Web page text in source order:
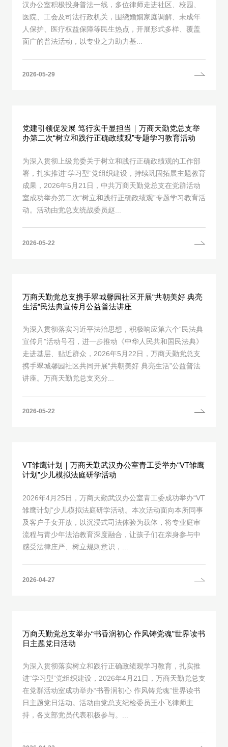
汉办公室积极投身普法一线，多位律师走进社区、校园、
医院、工会及司法行政机关，围绕婚姻家庭调解、未成年
人保护、医疗权益保障等民生热点，开展形式多样、覆盖
面广的普法活动，以专业之力助力基...
2026-05-29
党建引领促发展 笃行实干显担当｜万商天勤党总支举
办第二次“树立和践行正确政绩观”专题学习教育活动
为深入贯彻上级党委关于树立和践行正确政绩观的工作部
署，扎实推进“学习型”党组织建设，持续巩固拓展主题教育
成果，2026年5月21日，中共万商天勤党总支在党群活动
室成功举办第二次“树立和践行正确政绩观”专题学习教育活
动。活动由党总支统战委员赵...
2026-05-22
万商天勤党总支携手翠城馨园社区开展“共朝美好 典亮
生活”民法典宣传月公益普法讲座
为深入贯彻落实习近平法治思想，积极响应第六个“民法典
宣传月”活动号召，进一步推动‌《中华人民共和国民法典》
走进基层、贴近群众，2026年5月22日，万商天勤党总支
携手翠城馨园社区共同开展“共朝美好 典亮生活”公益普法
讲座。万商天勤党总支充分...
2026-05-22
VT雏鹰计划｜万商天勤武汉办公室青工委举办“VT雏鹰
计划”少儿模拟法庭研学活动
2026年4月25日，万商天勤武汉办公室青工委成功举办“VT
雏鹰计划”少儿模拟法庭研学活动。本次活动面向本所同事
及客户子女开放，以沉浸式司法体验为载体，将专业庭审
流程与青少年法治教育深度融合，让孩子们在亲身参与中
感受法律庄严、树立规则意识，...
2026-04-27
万商天勤党总支举办“书香润初心 作风铸党魂”世界读书
日主题党日活动
为深入贯彻落实树立和践行正确政绩观学习教育，扎实推
进“学习型”党组织建设，2026年4月21日，万商天勤党总支
在党群活动室成功举办“书香润初心 作风铸党魂”世界读书
日主题党日活动。活动由党总支纪检委员王小飞律师主
持，各支部党员代表积极参与。...